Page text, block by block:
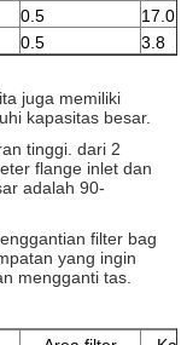
0.5
17.0
0.5 3.8
juga memiliki
kapasitas besar.
tinggi. dari 2
flange inlet dan
adalah 90-
filter bag
yang ingin
mengganti tas.